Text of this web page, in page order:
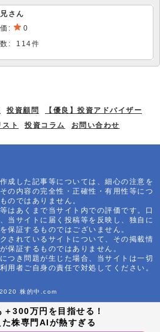
さん
:
0
数: 114件
投資顧問
【優良】投資アドバイザー
スト 投資コラム お問い合わせ
成した記事等については、細心の注意を
の内容の完全性・正確性・有用性等につ
のではありません。
はあくまで当サイト内での評価です。口
当サイトに届く投稿等を反映し、独自に
保証するものではございません。
されているサイトについて、その掲載情
保証するものではありません。
つき問題が生じた場合、当サイトは一切
用者ご自身の責任で対処してください。
株的中.com
300万円を目指せる！
た株専門AIが熱すぎる